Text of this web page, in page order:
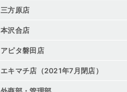
三方原店
本沢合店
アピタ磐田店
エキマチ店（2021年7月閉店）